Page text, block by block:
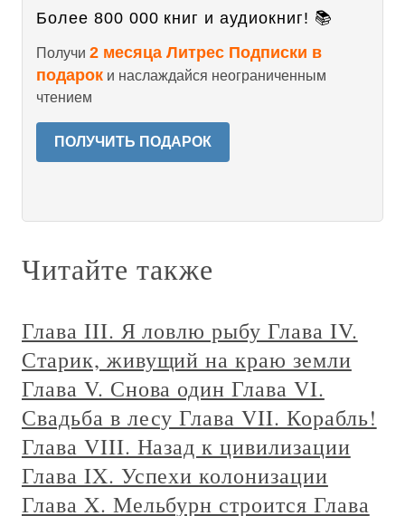
Более 800 000 книг и аудиокниг! 📚
Получи 2 месяца Литрес Подписки в
подарок и наслаждайся неограниченным
чтением
ПОЛУЧИТЬ ПОДАРОК
Читайте также
Глава III. Я ловлю рыбу Глава IV.
Старик, живущий на краю земли
Глава V. Снова один Глава VI.
Свадьба в лесу Глава VII. Корабль!
Глава VIII. Назад к цивилизации
Глава IX. Успехи колонизации
Глава X. Мельбурн строится Глава